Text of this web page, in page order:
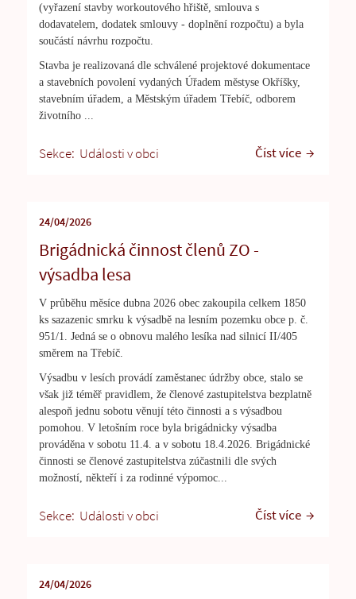
(vyřazení stavby workoutového hřiště, smlouva s
dodavatelem, dodatek smlouvy - doplnění rozpočtu) a byla
součástí návrhu rozpočtu.
Stavba je realizovaná dle schválené projektové dokumentace
a stavebních povolení vydaných Úřadem městyse Okříšky,
stavebním úřadem, a Městským úřadem Třebíč, odborem
životního ...
Sekce: Události v obci Číst více
24/04/2026
Brigádnická činnost členů ZO -
výsadba lesa
V průběhu měsíce dubna 2026 obec zakoupila celkem 1850
ks sazazenic smrku k výsadbě na lesním pozemku obce p. č.
951/1. Jedná se o obnovu malého lesíka nad silnicí II/405
směrem na Třebíč.
Výsadbu v lesích provádí zaměstanec údržby obce, stalo se
však již téměř pravidlem, že členové zastupitelstva bezplatně
alespoň jednu sobotu věnují této činnosti a s výsadbou
pomohou. V letošním roce byla brigádnicky výsadba
prováděna v sobotu 11.4. a v sobotu 18.4.2026. Brigádnické
činnosti se členové zastupitelstva zúčastnili dle svých
možností, někteří i za rodinné výpomoc...
Sekce: Události v obci Číst více
24/04/2026